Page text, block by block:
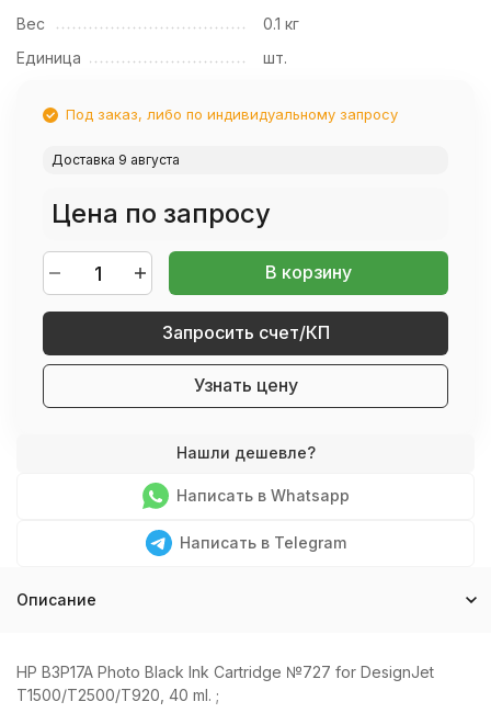
Вес
0.1 кг
Единица
шт.
Под заказ, либо по индивидуальному запросу
Доставка 9 августа
Цена по запросу
В корзину
Запросить счет/КП
Узнать цену
Написать в Whatsapp
Написать в Telegram
Описание
HP B3P17A Photo Black Ink Cartridge №727 for DesignJet
T1500/T2500/T920, 40 ml. ;